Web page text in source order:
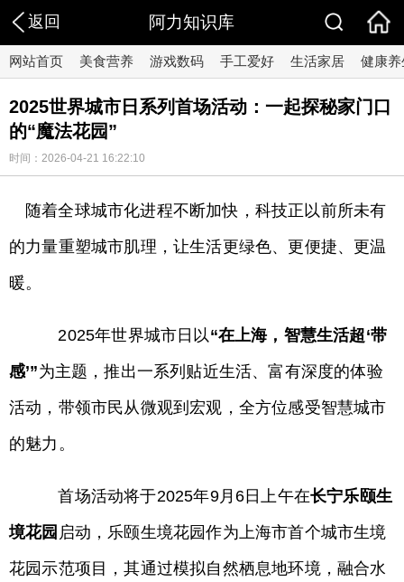
返回 阿力知识库
网站首页 美食营养 游戏数码 手工爱好 生活家居 健康养
2025世界城市日系列首场活动：一起探秘家门口
的“魔法花园”
时间：2026-04-21 16:22:10
随着全球城市化进程不断加快，科技正以前所未有
的力量重塑城市肌理，让生活更绿色、更便捷、更温
暖。
2025年世界城市日以“在上海，智慧生活超‘带
感’”为主题，推出一系列贴近生活、富有深度的体验
活动，带领市民从微观到宏观，全方位感受智慧城市
的魅力。
首场活动将于2025年9月6日上午在长宁乐颐生
境花园 启动，乐颐生境花园作为上海市首个城市生境
花园示范项目，其通过模拟自然栖息地环境，融合水